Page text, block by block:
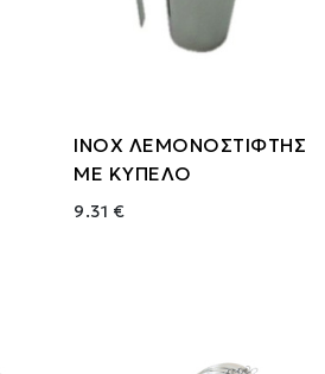
ΙΝΟΧ ΛΕΜΟΝΟΣΤΙΦΤΗΣ
ΜΕ ΚΥΠΕΛΟ
9.31 €